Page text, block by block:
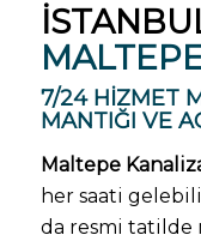
7/24 HIZMET
MANTIĞI VE
Maltepe
her saati
da resmi tatilde